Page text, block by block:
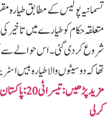
تسمانیہ پولیس کے مطابق طیارہ
متعلقہ حکام کو طیارے میں
شروع کر دی گئی۔ اس حوالے سے
تھا کہ دو سیٹوں والا طیارہ بیس
مزید
کرلی